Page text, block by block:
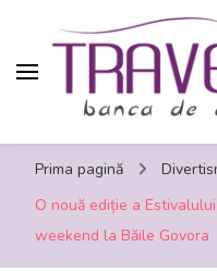
TravelBank.ro
Prima pagină
O nouă ediție a
weekend la Băile Govora